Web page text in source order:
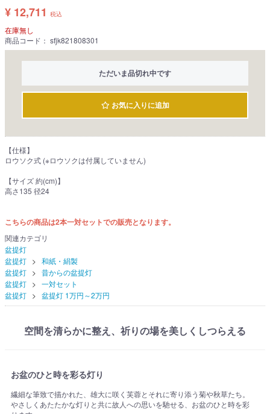
¥ 12,711 税込
在庫無し
商品コード： sfjk821808301
ただいま品切れ中です
お気に入りに追加
【仕様】
ロウソク式 (※ロウソクは付属していません)
【サイズ 約(cm)】
高さ135 径24
こちらの商品は2本一対セットでの販売となります。
関連カテゴリ
盆提灯
盆提灯
和紙・絹製
盆提灯
昔からの盆提灯
盆提灯
一対セット
盆提灯
盆提灯 1万円～2万円
空間を清らかに整え、祈りの場を美しくしつらえる
お盆のひと時を彩る灯り
繊細な筆致で描かれた、雄大に咲く芙蓉とそれに寄り添う菊や秋草たち。
やさしくあたたかな灯りと共に故人への思いを馳せる、お盆のひと時を彩